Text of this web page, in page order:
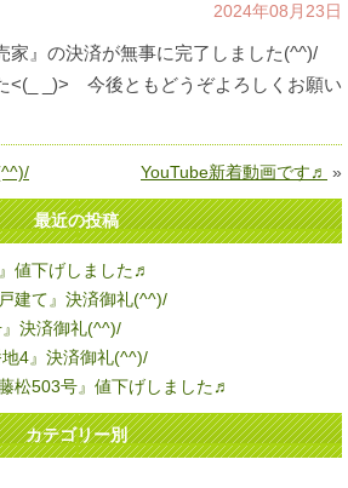
2024年08月23日
家』の決済が無事に完了しました(^^)/
<(_ _)> 今後ともどうぞよろしくお願い
YouTube新着動画です♬ »
最近の投稿
値下げしました♬
建て』決済御礼(^^)/
』決済御礼(^^)/
地4』決済御礼(^^)/
松503号』値下げしました♬
カテゴリー別